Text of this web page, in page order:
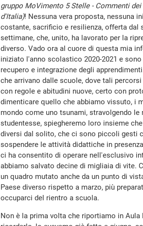
gruppo MoVimento 5 Stelle - Commenti
d'Italia)! Nessuna vera proposta, nessuna
costante, sacrificio e resilienza, offerta dal
settimane, che, unito, ha lavorato per la
diverso. Vado ora al cuore di questa mia
iniziato l'anno scolastico 2020-2021 e
recupero e integrazione degli
che arrivano dalle scuole, dove tali
con regole e abitudini nuove, certo con
dimenticare quello che abbiamo vissuto, i
mondo come uno tsunami, stravolgendo
studentesse, spiegheremo loro insieme
diversi dal solito, che ci sono piccoli gesti
sospendere le attività didattiche in
ci ha consentito di operare nell'esclusivo
abbiamo salvato decine di migliaia di vite.
un quadro mutato anche da un punto di
Paese diverso rispetto a marzo, più
occuparci del rientro a scuola.
Non è la prima volta che riportiamo in